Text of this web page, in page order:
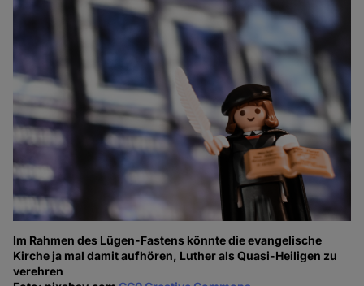
Im Rahmen des Lügen-Fastens könnte die evangelische
Kirche ja mal damit aufhören, Luther als Quasi-Heiligen zu
verehren